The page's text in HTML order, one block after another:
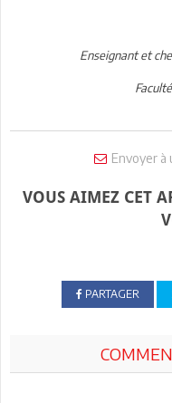
Enseignant et
Envoyer à
VOUS AIMEZ CET
PARTAGER